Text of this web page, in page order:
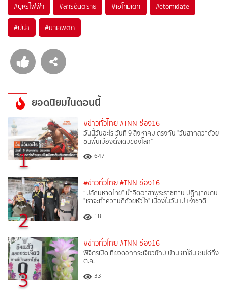
#บุหรี่ไฟฟ้า #สารอันตราย #เอโทมีเดท #etomidate
#ปปส #ยาเสพติด
ยอดนิยมในตอนนี้
1
#ข่าวทั่วไทย #TNN ช่อง16
วันนี้วันอะไร วันที่ 9 สิงหาคม ตรงกับ "วันสากลว่าด้วย
ชนพื้นเมืองดั้งเดิมของโลก"
647
2
#ข่าวทั่วไทย #TNN ช่อง16
“ปลัดมหาดไทย” นำจิตอาสาพระราชทาน ปฏิญาณตน
"เราจะทำความดีด้วยหัวใจ" เนื่องในวันแม่แห่งชาติ
18
3
#ข่าวทั่วไทย #TNN ช่อง16
พิจิตรเปิดเที่ยวดอกกระเจียวยักษ์ บ้านเขาโล้น ชมได้ถึง
ต.ค.
33